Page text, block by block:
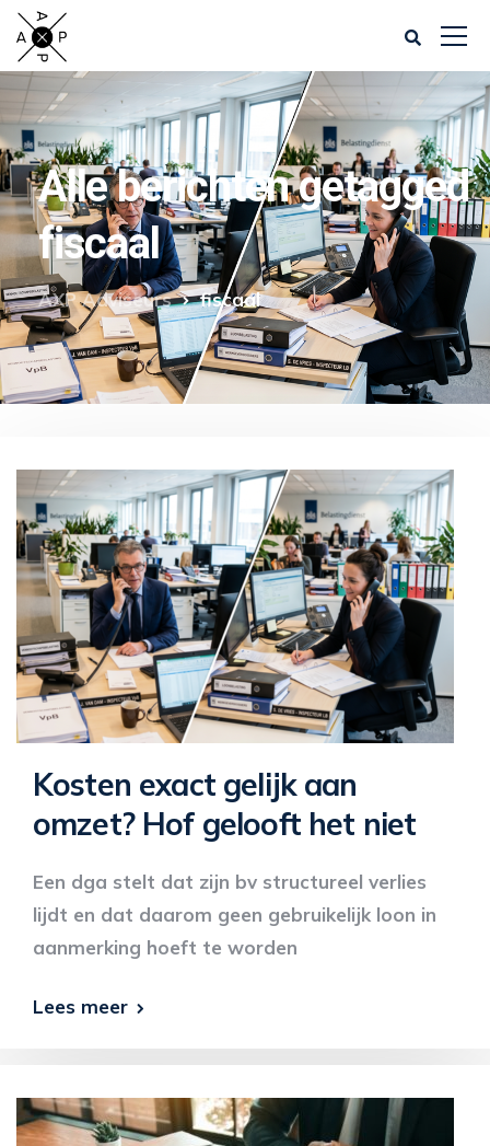
Alle berichten getagged
fiscaal
AXP Adviseurs fiscaal
Kosten exact gelijk aan
omzet? Hof gelooft het niet
Een dga stelt dat zijn bv structureel verlies
lijdt en dat daarom geen gebruikelijk loon in
aanmerking hoeft te worden
Lees meer